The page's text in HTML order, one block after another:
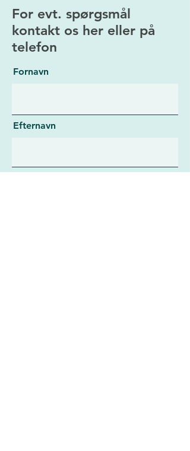
For evt. spørgsmål
kontakt os her eller på
telefon
Fornavn
Efternavn